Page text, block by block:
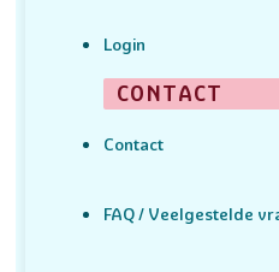
Login
CONTACT
Contact
FAQ / Veelgestelde